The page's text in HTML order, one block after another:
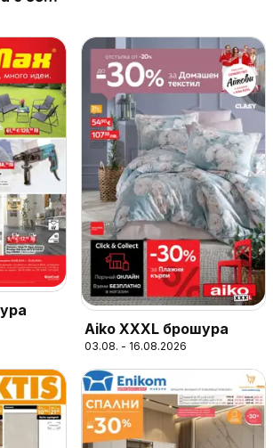
Aiko XXXL брошура
03.08. - 16.08.2026